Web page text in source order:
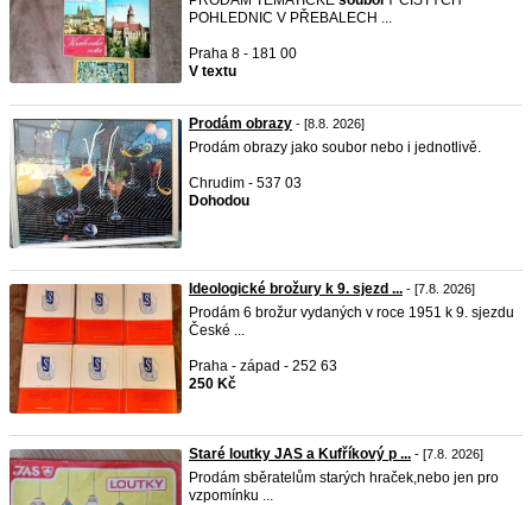
POHLEDNIC V PŘEBALECH ...
Praha 8 - 181 00
V textu
Prodám obrazy - [8.8. 2026]
Prodám obrazy jako soubor nebo i jednotlivě.
Chrudim - 537 03
Dohodou
Ideologické brožury k 9. sjezd ... - [7.8. 2026]
Prodám 6 brožur vydaných v roce 1951 k 9. sjezdu
České ...
Praha - západ - 252 63
250 Kč
Staré loutky JAS a Kufříkový p ... - [7.8. 2026]
Prodám sběratelům starých hraček,nebo jen pro
vzpomínku ...